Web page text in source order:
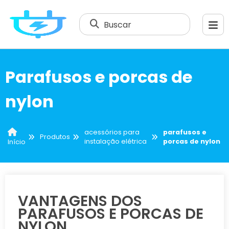
Buscar
Parafusos e porcas de
nylon
Início
Produtos
acessórios para
instalação elétrica
parafusos e
porcas de nylon
VANTAGENS DOS
PARAFUSOS E PORCAS DE